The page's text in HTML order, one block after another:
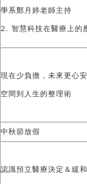
學系鄭月婷老師主持
2. 智慧科技在醫療上的
現在少負擔，未來更心
空間到人生的整理術
中秋節放假
認識預立醫療決定＆緩